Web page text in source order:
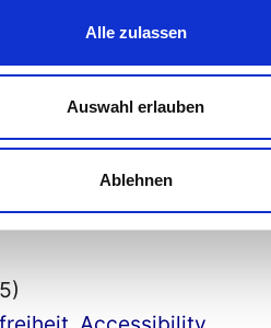
Alle zulassen
Auswahl erlauben
Ablehnen
und KI(14)
(5)
(42)